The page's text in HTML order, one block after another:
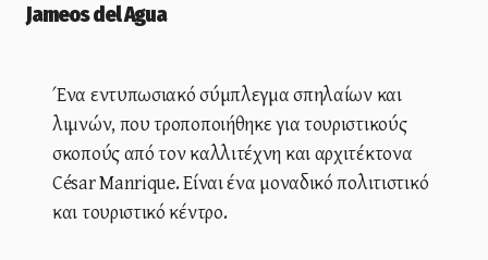
Jameos del Agua
Ένα εντυπωσιακό σύμπλεγμα σπηλαίων και
λιμνών, που τροποποιήθηκε για τουριστικούς
σκοπούς από τον καλλιτέχνη και αρχιτέκτονα
César Manrique. Είναι ένα μοναδικό πολιτιστικό
και τουριστικό κέντρο.